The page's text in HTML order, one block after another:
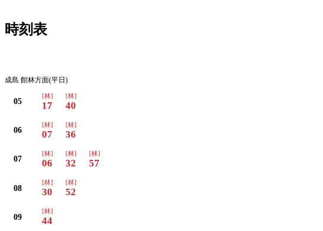
時刻表
成島 館林方面(平日)
05
[林]
17
[林]
40
06
[林]
07
[林]
36
07
[林]
06
[林]
32
[林]
57
08
[林]
30
[林]
52
09
[林]
44